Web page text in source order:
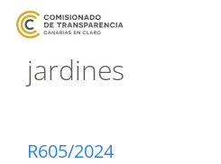
jardines
R605/2024